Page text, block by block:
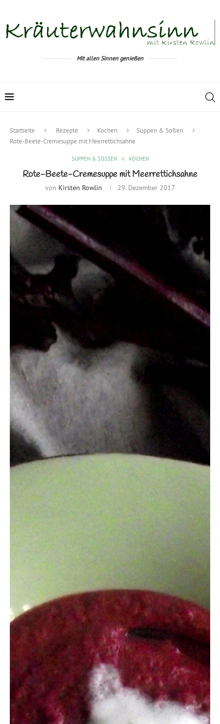
Mit allen Sinnen genießen
Startseite Rezepte Kochen
Suppen & Soßen
Rote-Beete-Cremesuppe mit Meerrettichsahne
SUPPEN & SOSSEN KOCHEN
Rote-Beete-Cremesuppe mit Meerrettichsahne
von Kirsten Rowlin 29. Dezember 2017